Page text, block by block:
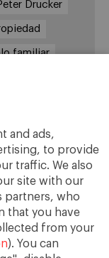
and ads,
to provide
traffic. We also
site with our
partners, who
that you have
from your
). You can
Drucker
familiar
virtudes